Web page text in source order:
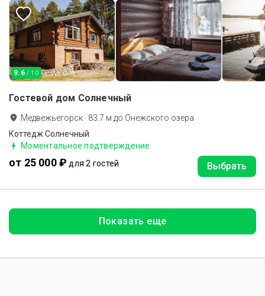
9.6 / 10
Гостевой дом Солнечный
Медвежьегорск · 83.7 м до Онежского озера
Коттедж Солнечный
Моментальное подтверждение
от 25 000 ₽ для 2 гостей Выбрать
Показать еще